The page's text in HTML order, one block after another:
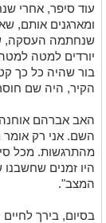
עוד סיפר, אחרי
ומארגנים אותם,
שנחתמה העסקה,
יורדים למטה
בור שהיה כל כך
הקיר, היה שם
האב אברהם
השם. אני רק אומר
מהתרגשות. מכל
המצב".
בסיום, בירך